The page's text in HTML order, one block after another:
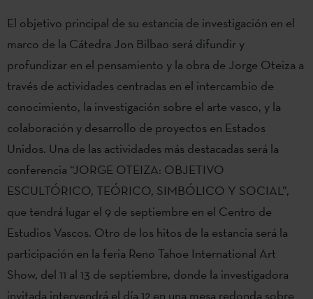
El objetivo principal de su estancia de investigación en el
marco de la Cátedra Jon Bilbao será difundir y
profundizar en el pensamiento y la obra de Jorge Oteiza a
través de actividades centradas en el intercambio de
conocimiento, la investigación sobre el arte vasco, y la
colaboración y desarrollo de proyectos en Estados
Unidos. Una de las actividades más destacadas será la
conferencia “JORGE OTEIZA: OBJETIVO
ESCULTÓRICO, TEÓRICO, SIMBÓLICO Y SOCIAL”,
que tendrá lugar el 9 de septiembre en el Centro de
Estudios Vascos. Otro de los hitos de la estancia será la
participación en la feria Reno Tahoe International Art
Show, del 11 al 13 de septiembre, donde la investigadora
invitada intervendrá el día 12 en una mesa redonda sobre